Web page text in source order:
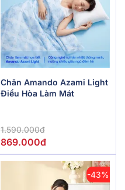
Chăn Amando Azami Light
Điều Hòa Làm Mát
1.590.000đ
869.000đ
-43%